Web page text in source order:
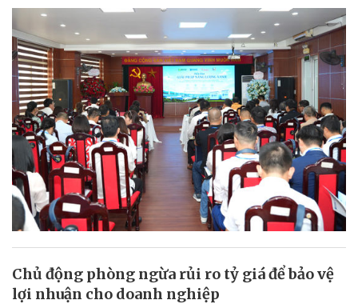
Chủ động phòng ngừa rủi ro tỷ giá để bảo vệ
lợi nhuận cho doanh nghiệp